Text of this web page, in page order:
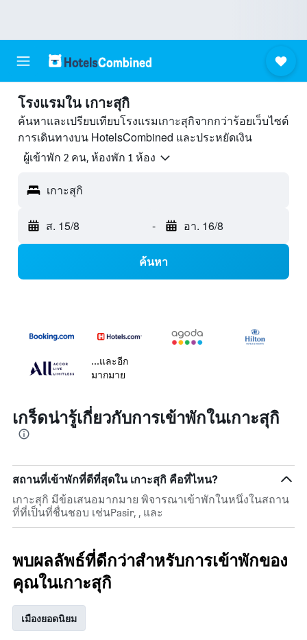
โรงแรมใน เกาะสุกิ
ค้นหาและเปรียบเทียบโรงแรมเกาะสุกิจากกว่าร้อยเว็บไซต์
การเดินทางบน HotelsCombined และประหยัดเงิน
ผู้เข้าพัก 2 คน, ห้องพัก 1 ห้อง
เกาะสุกิ
ส. 15/8 - อา. 16/8
ค้นหา
...และอีก
มากมาย
เกร็ดน่ารู้เกี่ยวกับการเข้าพักในเกาะสุกิ
สถานที่เข้าพักที่ดีที่สุดใน เกาะสุกิ คือที่ไหน?
เกาะสุกิ มีข้อเสนอมากมาย พิจารณาเข้าพักในหนึ่งในสถาน
ที่ที่เป็นที่ชื่นชอบ เช่นPasir, , และ
พบผลลัพธ์ที่ดีกว่าสำหรับการเข้าพักของ
คุณในเกาะสุกิ
เมืองยอดนิยม